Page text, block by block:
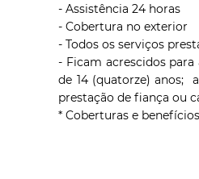
- Assistência 24 horas
- Cobertura no exterior
- Todos os serviços
- Ficam acrescidos
de 14 (quatorze) anos;
prestação de fiança ou
* Coberturas e